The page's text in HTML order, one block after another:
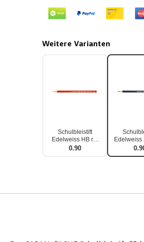
Weitere Varianten
Schulbleistift
Edelweiss HB rot
einzeln
0.90
Edelweiss